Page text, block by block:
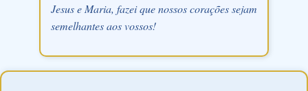
Jesus e Maria, fazei que nossos corações sejam
semelhantes aos vossos!